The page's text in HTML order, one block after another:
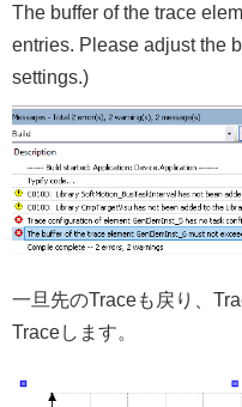
The buffer of the trace
entries. Please adjust the
settings.)
一旦先のTraceも戻り、
Traceします。